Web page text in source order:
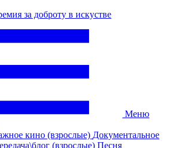
за доброту в искустве
Меню
кино (взрослые) Документальное
(взрослые) Песня